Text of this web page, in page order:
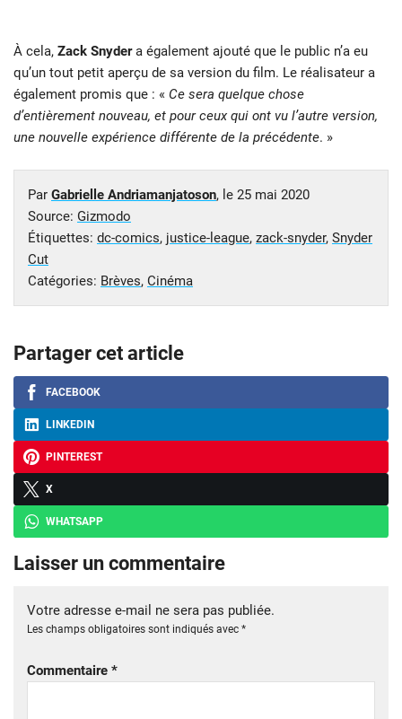
À cela, Zack Snydera également ajouté que le public n’a eu
qu’un tout petit aperçu de sa version du film. Le réalisateur a
également promis que : « Ce sera quelque chose
d’entièrement nouveau, et pour ceux qui ont vu l’autre version,
une nouvelle expérience différente de la précédente. »
Par Gabrielle Andriamanjatoson, le 25 mai 2020
Source: Gizmodo
Étiquettes: dc-comics, justice-league, zack-snyder, Snyder
Cut
Catégories: Brèves, Cinéma
Partager cet article
FACEBOOK
LINKEDIN
PINTEREST
X
WHATSAPP
Laisser un commentaire
Votre adresse e-mail ne sera pas publiée.
Les champs obligatoires sont indiqués avec *
Commentaire *